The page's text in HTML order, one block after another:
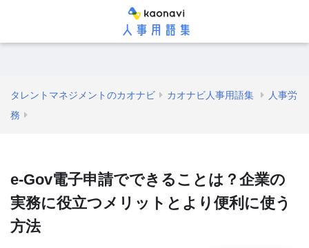
タレントマネジメントのカオナビ カオナビ人事用語集
人事労
務
e-Gov電子申請でできることは？企業の
実務に役立つメリットとより便利に使う
方法